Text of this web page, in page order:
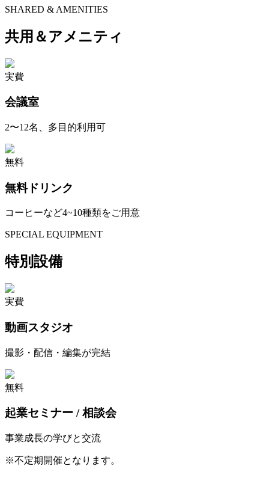
SHARED & AMENITIES
共用＆アメニティ
実費
会議室
2〜12名、多目的利用可
無料
無料ドリンク
コーヒーなど4~10種類をご用意
SPECIAL EQUIPMENT
特別設備
実費
動画スタジオ
撮影・配信・編集が完結
無料
起業セミナー / 相談会
事業成長の学びと交流
※不定期開催となります。